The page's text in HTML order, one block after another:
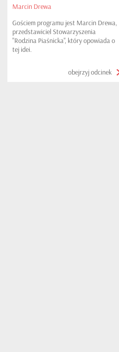
Marcin Drewa
Gościem programu jest Marcin Drewa,
przedstawiciel Stowarzyszenia
"Rodzina Piaśnicka", który opowiada o
tej idei.
obejrzyj odcinek